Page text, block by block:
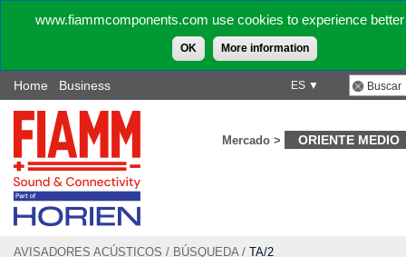
www.fiammcomponents.com use cookies to experience
OK More information
ES ▼
Home Business
Mercado > ORIENTE MEDIO
AVISADORES ACÚSTICOS / BÚSQUEDA/ TA/2